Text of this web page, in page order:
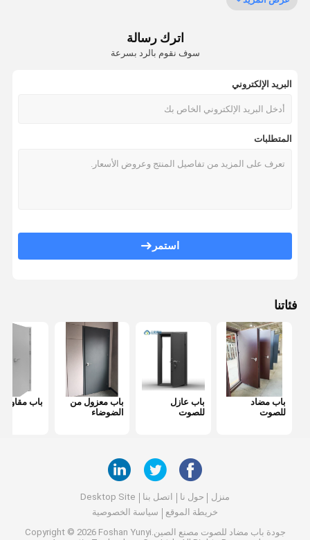
باب مضاد للصوت
باب مضاد للحريق
مقسم غرفة معلقة
غرفه هاتفية عازلة للصوت
صندوق اجتماعات المكتب
غطاء المكتب المتحرك
اترك رسالة
سوف نقوم بالرد بسرعة
البريد الإلكتروني
المتطلبات
استمر
فئاتنا
باب مضاد
للصوت
باب عازل
للصوت
باب معزول من
الضوضاء
باب مقاوم
منزل حول نا اتصل بنا
Desktop Site
خريطة الموقع
سياسة الخصوصية
جودة باب مضاد للصوت
مصنع الصين.Copyright © 2026 Foshan Yunyi